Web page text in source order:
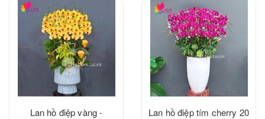
Lan hồ điệp vàng -
Lan hồ điệp tím cherry 20